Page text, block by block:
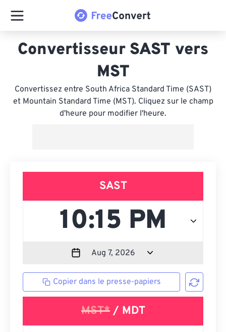
Convertisseur SAST vers
MST
Convertissez entre South Africa Standard Time (SAST)
et Mountain Standard Time (MST). Cliquez sur le champ
d'heure pour modifier l'heure.
SAST
Copier dans le presse-papiers
MST*/ MDT